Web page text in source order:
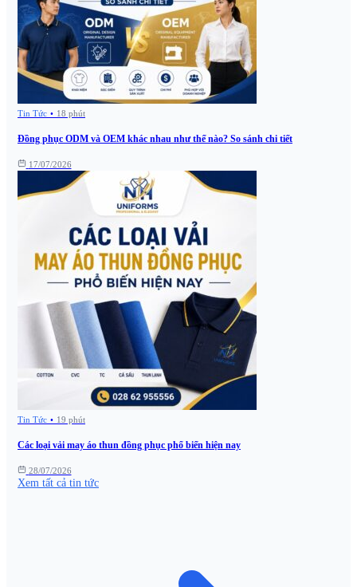
Tin Tức • 18 phút
Đồng phục ODM và OEM khác nhau như thế nào? So sánh chi tiết
17/07/2026
Tin Tức • 19 phút
Các loại vải may áo thun đồng phục phổ biến hiện nay
28/07/2026
Xem tất cả tin tức